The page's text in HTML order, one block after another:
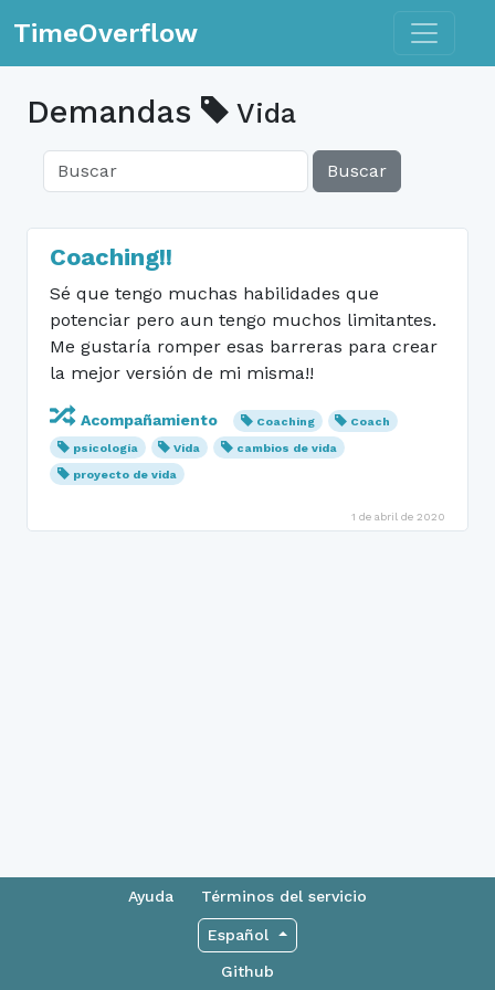
TimeOverflow Toggle
Demandas Vida
Buscar
Coaching!!
Sé que tengo muchas habilidades que
potenciar pero aun tengo muchos limitantes.
Me gustaría romper esas barreras para crear
la mejor versión de mi misma!!
Acompañamiento Coaching
Coach
psicología
Vida
cambios de vida
proyecto de vida
1 de abril de 2020
Ayuda Términos del servicio
Español
Github